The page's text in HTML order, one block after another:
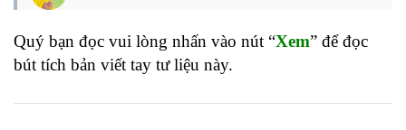
Quý bạn đọc vui lòng nhấn vào nút “Xem” để đọc
bút tích bản viết tay tư liệu này.